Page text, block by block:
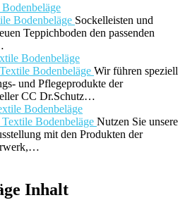
Sockelleisten und
Teppichboden den passenden
Bodenbeläge
Wir führen speziell
und Pflegeprodukte der
CC Dr.Schutz…
Bodenbeläge
Nutzen Sie unsere
mit den Produkten der
Inhalt